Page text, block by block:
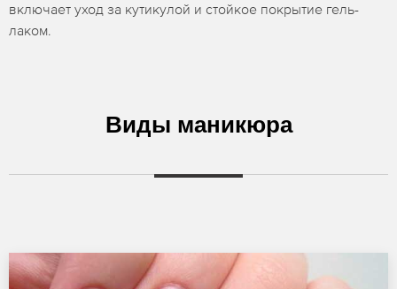
включает уход за кутикулой и стойкое покрытие гель-
лаком.
Виды маникюра